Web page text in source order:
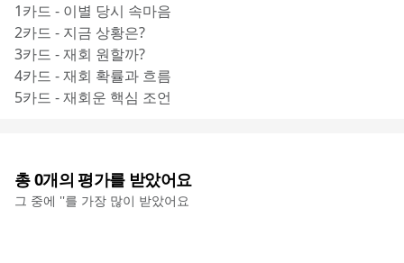
1카드 - 이별 당시 속마음
2카드 - 지금 상황은?
3카드 - 재회 원할까?
4카드 - 재회 확률과 흐름
5카드 - 재회운 핵심 조언
총0개의 평가를 받았어요
그 중에 ''를 가장 많이 받았어요